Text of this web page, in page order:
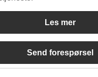
Les mer
Send forespørsel